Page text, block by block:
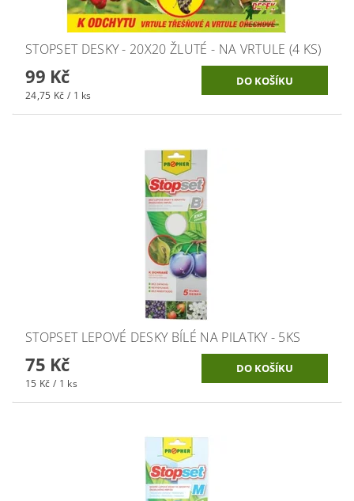
STOPSET DESKY - 20X20 ŽLUTÉ - NA VRTULE (4 KS)
99 Kč
24,75 Kč / 1 ks
STOPSET LEPOVÉ DESKY BÍLÉ NA PILATKY - 5KS
75 Kč
15 Kč / 1 ks